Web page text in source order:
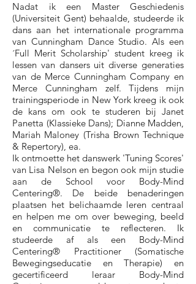
Nadat ik een Master Geschiedenis
(Universiteit Gent) behaalde, studeerde ik
dans aan het internationale programma
van Cunningham Dance Studio. Als een
´Full Merit Scholarship' student kreeg ik
lessen van dansers uit diverse generaties
van de Merce Cunningham Company en
Merce Cunningham zelf. Tijdens mijn
trainingsperiode in New York kreeg ik ook
de kans om ook te studeren bij Janet
Panetta (Klassieke Dans); Dianne Madden,
Mariah Maloney (Trisha Brown Technique
& Repertory), ea.
Ik ontmoette het danswerk 'Tuning Scores'
van Lisa Nelson en begon ook mijn studie
aan de School voor Body-Mind
Centering®. De beide benaderingen
plaatsen het belichaamde leren centraal
en helpen me om over beweging, beeld
en communicatie te reflecteren. Ik
studeerde af als een Body-Mind
Centering® Practitioner (Somatische
Bewegingseducatie en Therapie) en
gecertificeerd leraar Body-Mind